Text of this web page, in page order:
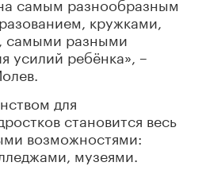
кружками,
самыми разными
усилий ребёнка», –
для
становится весь
возможностями:
музеями.